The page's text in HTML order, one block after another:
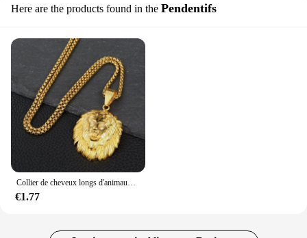
Here are the products found in the Pendentifs
Collier de cheveux longs d'animaux pour hommes, pendentif de tête de discussion, collier de confrontation d'animal coulissant, accessoires de cou de mode, nouveau style
€1.77